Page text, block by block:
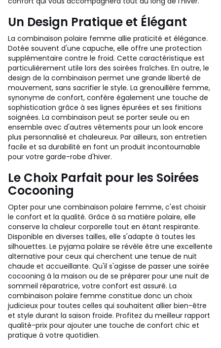
Un Design Pratique et Élégant
La combinaison polaire femme allie praticité et élégance.
Dotée souvent d'une capuche, elle offre une protection
supplémentaire contre le froid. Cette caractéristique est
particulièrement utile lors des soirées fraîches. En outre, le
design de la combinaison permet une grande liberté de
mouvement, sans sacrifier le style. La grenouillère femme,
synonyme de confort, confère également une touche de
sophistication grâce à ses lignes épurées et ses finitions
soignées. La combinaison peut se porter seule ou en
ensemble avec d'autres vêtements pour un look encore
plus personnalisé et chaleureux. Par ailleurs, son entretien
facile et sa durabilité en font un produit incontournable
pour votre garde-robe d'hiver.
Le Choix Parfait pour les Soirées
Cocooning
Opter pour une combinaison polaire femme, c'est choisir
le confort et la qualité. Grâce à sa matière polaire, elle
conserve la chaleur corporelle tout en étant respirante.
Disponible en diverses tailles, elle s'adapte à toutes les
silhouettes. Le pyjama polaire se révèle être une excellente
alternative pour ceux qui cherchent une tenue de nuit
chaude et accueillante. Qu'il s'agisse de passer une soirée
cocooning à la maison ou de se préparer pour une nuit de
sommeil réparatrice, votre confort est assuré. La
combinaison polaire femme constitue donc un choix
judicieux pour toutes celles qui souhaitent allier bien-être
et style durant la saison froide. Profitez du meilleur rapport
qualité-prix pour ajouter une touche de confort chic et
pratique à votre quotidien.